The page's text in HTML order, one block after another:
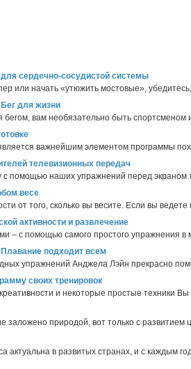
сердечно-сосудистой системы
или начать «утюжить мостовые»,
для жизни
бегом, вам необязательно быть спортсменом
важнейшим элементом программы
телевизионных передач
помощью наших упражнений перед экраном
весе
от того, сколько вы весите. Если вы
активности и развлечение
– с помощью самого простого упражнения
подходит всем
упражнений Анджела Лэйн прекрасно
своих тренировок
и некоторые простые техники
заложено природой, вот только с развитием
актуальна в развитых странах, и с каждым